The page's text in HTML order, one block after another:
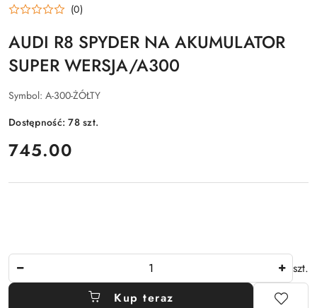
(0)
AUDI R8 SPYDER NA AKUMULATOR
SUPER WERSJA/A300
Symbol: A-300-ŻÓŁTY
Dostępność:78szt.
cena:
745.00
szt.
Kup teraz